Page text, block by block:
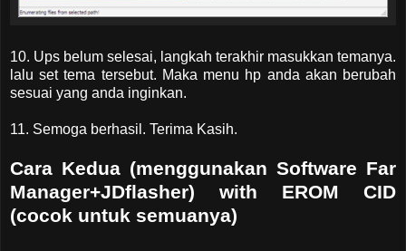
10. Ups belum selesai, langkah terakhir masukkan temanya.
lalu set tema tersebut. Maka menu hp anda akan berubah
sesuai yang anda inginkan.
11. Semoga berhasil. Terima Kasih.
Cara Kedua (menggunakan Software Far
Manager+JDflasher) with EROM CID
(cocok untuk semuanya)